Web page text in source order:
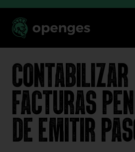
CONTABILIZAR
FACTURAS
DE EMITIR